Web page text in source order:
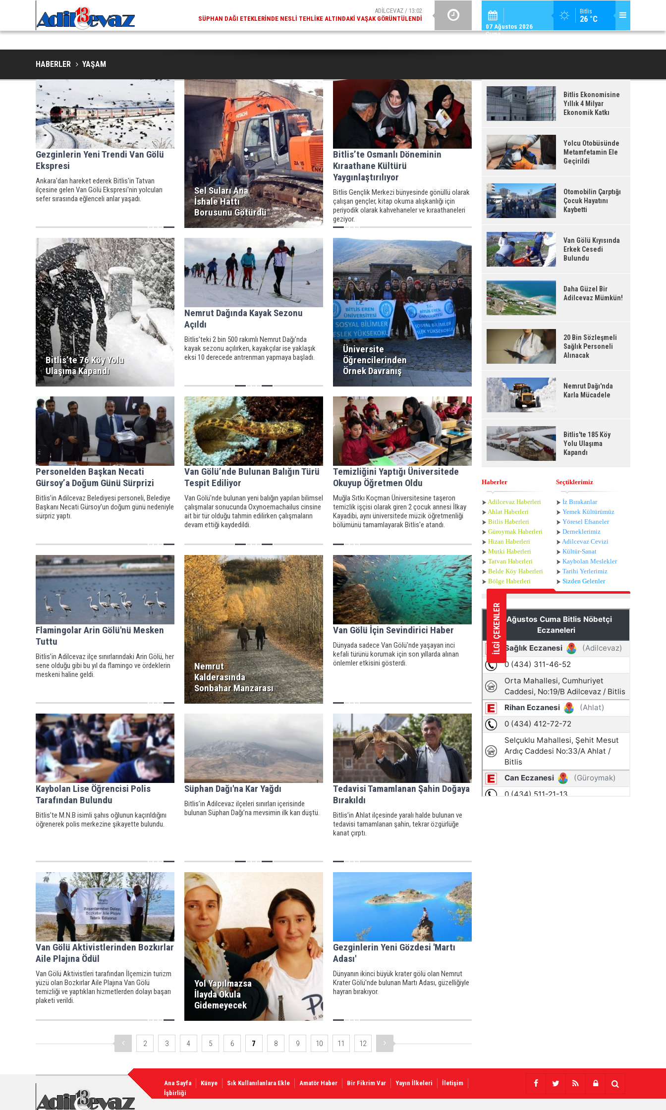
Bitlis
26 °C
07 Ağustos 2026
Cuma
ADİLCEVAZ / 09:10
ADİLCEVAZ /
ADILCEVAZ'DA KUDUZ VAKASI TESPIT EDILEN KÖY, KARANTINAYA
HABERLER YAŞAM
Gezginlerin Yeni Trendi Van Gölü
Ekspresi
Ankara'dan hareket ederek Bitlis'in Tatvan
ilçesine gelen Van Gölü Ekspresi'nin yolcuları
sefer sırasında eğlenceli anlar yaşadı.
Sel Suları Ana
İshale Hattı
Borusunu Götürdü
Bitlis’te Osmanlı Döneminin
Kıraathane Kültürü
Yaygınlaştırılıyor
Bitlis Gençlik Merkezi bünyesinde gönüllü olarak
çalışan gençler, kitap okuma alışkanlığı için
periyodik olarak kahvehaneler ve kıraathaneleri
geziyor.
Bitlis’te 76 Köy Yolu
Ulaşıma Kapandı
Nemrut Dağında Kayak Sezonu
Açıldı
Bitlis’teki 2 bin 500 rakımlı Nemrut Dağı’nda
kayak sezonu açılırken, kayakçılar ise yaklaşık
eksi 10 derecede antrenman yapmaya başladı.
Üniversite
Öğrencilerinden
Örnek Davranış
Personelden Başkan Necati
Gürsoy’a Doğum Günü Sürprizi
Bitlis’in Adilcevaz Belediyesi personeli, Belediye
Başkanı Necati Gürsoy’un doğum günü nedeniyle
sürpriz yaptı.
Van Gölü’nde Bulunan Balığın Türü
Tespit Ediliyor
Van Gölü'nde bulunan yeni balığın yapılan bilimsel
çalışmalar sonucunda Oxynoemachailus cinsine
ait bir tür olduğu tahmin edilirken çalışmaların
devam ettiği kaydedildi.
Temizliğini Yaptığı Üniversitede
Okuyup Öğretmen Oldu
Muğla Sıtkı Koçman Üniversitesine taşeron
temizlik işçisi olarak giren 2 çocuk annesi İlkay
Kayadibi, aynı üniversitede müzik öğretmenliği
bölümünü tamamlayarak Bitlis'e atandı.
Flamingolar Arin Gölü'nü Mesken
Tuttu
Bitlis’in Adilcevaz ilçe sınırlarındaki Arin Gölü, her
sene olduğu gibi bu yıl da flamingo ve ördeklerin
meskeni haline geldi.
Nemrut
Kalderasında
Sonbahar Manzarası
Van Gölü İçin Sevindirici Haber
Dünyada sadece Van Gölü'nde yaşayan inci
kefali türünü korumak için son yıllarda alınan
önlemler etkisini gösterdi.
Kaybolan Lise Öğrencisi Polis
Tarafından Bulundu
Bitlis’te M.N.B isimli şahıs oğlunun kaçırıldığını
öğrenerek polis merkezine şikayette bulundu.
Süphan Dağı'na Kar Yağdı
Bitlis’in Adilcevaz ilçeleri sınırları içerisinde
bulunan Süphan Dağı’na mevsimin ilk karı düştü.
Tedavisi Tamamlanan Şahin Doğaya
Bırakıldı
Bitlis’in Ahlat ilçesinde yaralı halde bulunan ve
tedavisi tamamlanan şahin, tekrar özgürlüğe
kanat çırptı.
Van Gölü Aktivistlerinden Bozkırlar
Aile Plajına Ödül
Van Gölü Aktivistleri tarafından İlçemizin turizm
yüzü olan Bozkırlar Aile Plajına Van Gölü
temizliği ve yaptıkları hizmetlerden dolayı başarı
plaketi verildi.
Yol Yapılmazsa
İlayda Okula
Gidemeyecek
Gezginlerin Yeni Gözdesi 'Martı
Adası'
Dünyanın ikinci büyük krater gölü olan Nemrut
Krater Gölü'nde bulunan Martı Adası, güzelliğiyle
hayran bırakıyor.
2 3 4 5 6 7 8 9 10 11 12
Bitlis Ekonomisine
Yıllık 4 Milyar
Ekonomik Katkı
Yolcu Otobüsünde
Metamfetamin Ele
Geçirildi
Otomobilin Çarptığı
Çocuk Hayatını
Kaybetti
Van Gölü Kıyısında
Erkek Cesedi
Bulundu
Daha Güzel Bir
Adilcevaz Mümkün!
20 Bin Sözleşmeli
Sağlık Personeli
Alınacak
Nemrut Dağı'nda
Karla Mücadele
Bitlis'te 185 Köy
Yolu Ulaşıma
Kapandı
Haberler
Adilcevaz Haberleri
Ahlat Haberleri
Bitlis Haberleri
Güroymak Haberleri
Hizan Haberleri
Mutki Haberleri
Tatvan Haberleri
Belde Köy Haberleri
Bölge Haberleri
Seçtiklerimiz
İz Bırakanlar
Yemek Kültürümüz
Yöresel Efsaneler
Derneklerimiz
Adilcevaz Cevizi
Kültür-Sanat
Kaybolan Meslekler
Tarihi Yerlerimiz
Sizden Gelenler
İLGİ ÇEKENLER
Ana Sayfa Künye Sık Kullanılanlara Ekle Amatör Haber Bir Fikrim Var Yayın İlkeleri
İletişim
İşbirliği